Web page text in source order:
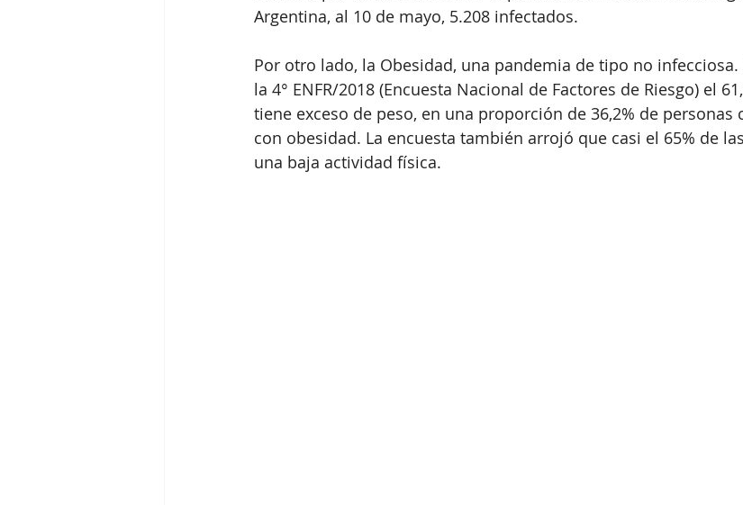
Argentina, al 10 de mayo, 5.208 infectados.
Por otro lado, la Obesidad, una pandemia de tipo no infecciosa.
la 4° ENFR/2018 (Encuesta Nacional de Factores de Riesgo) el
tiene exceso de peso, en una proporción de 36,2% de personas
con obesidad. La encuesta también arrojó que casi el 65% de
una baja actividad física.